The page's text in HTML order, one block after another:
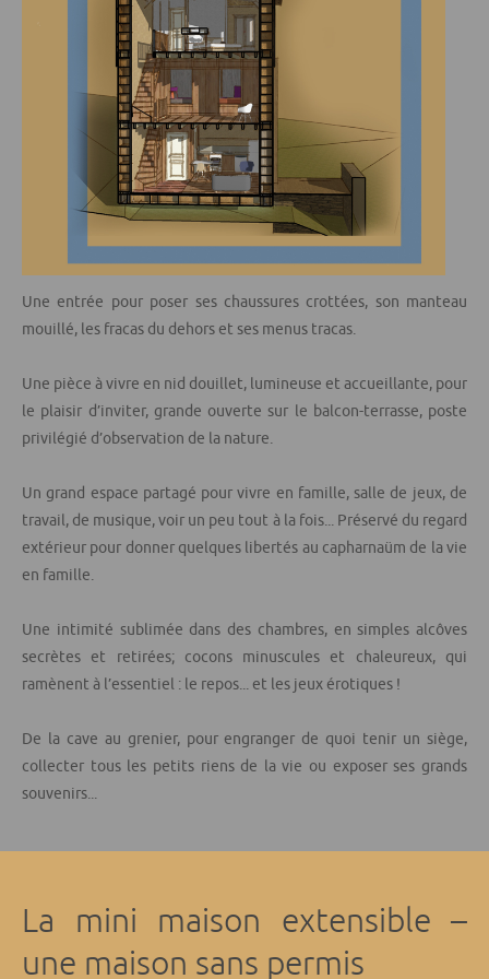
Une entrée pour poser ses chaussures crottées, son manteau
mouillé, les fracas du dehors et ses menus tracas.
Une pièce à vivre en nid douillet, lumineuse et accueillante, pour
le plaisir d’inviter, grande ouverte sur le balcon-terrasse, poste
privilégié d’observation de la nature.
Un grand espace partagé pour vivre en famille, salle de jeux, de
travail, de musique, voir un peu tout à la fois... Préservé du regard
extérieur pour donner quelques libertés au capharnaüm de la vie
en famille.
Une intimité sublimée dans des chambres, en simples alcôves
secrètes et retirées; cocons minuscules et chaleureux, qui
ramènent à l’essentiel : le repos... et les jeux érotiques !
De la cave au grenier, pour engranger de quoi tenir un siège,
collecter tous les petits riens de la vie ou exposer ses grands
souvenirs...
La mini maison extensible –
une maison sans permis